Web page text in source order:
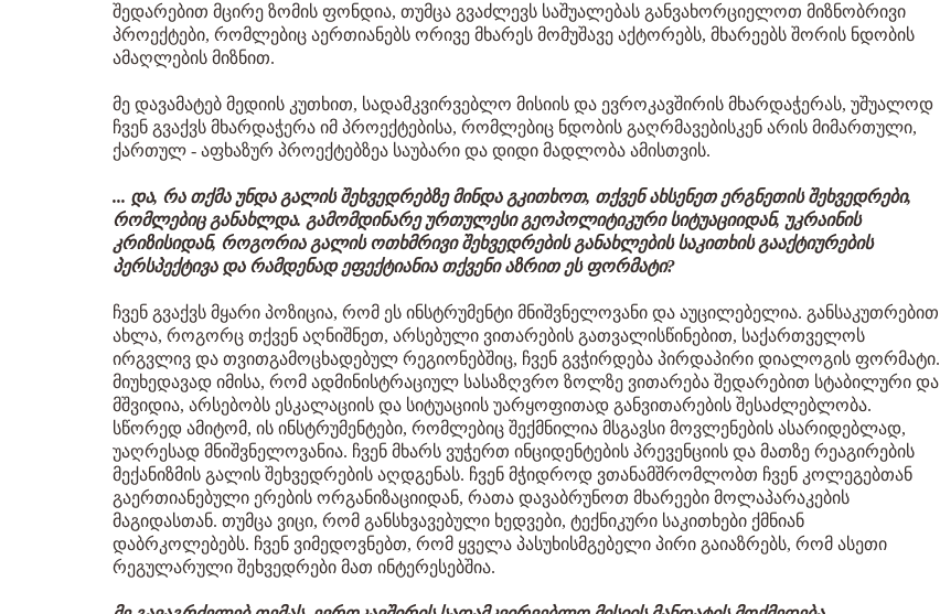
შედარებით მცირე ზომის ფონდია, თუმცა გვაძლევს საშუალებას განვახორციელოთ მიზნობრივი
პროექტები, რომლებიც აერთიანებს ორივე მხარეს მომუშავე აქტორებს, მხარეებს შორის ნდობის
ამაღლების მიზნით.
მე დავამატებ მედიის კუთხით, სადამკვირვებლო მისიის და ევროკავშირის მხარდაჭერას, უშუალოდ
ჩვენ გვაქვს მხარდაჭერა იმ პროექტებისა, რომლებიც ნდობის გაღრმავებისკენ არის მიმართული,
ქართულ - აფხაზურ პროექტებზეა საუბარი და დიდი მადლობა ამისთვის.
... და, რა თქმა უნდა გალის შეხვედრებზე მინდა გკითხოთ, თქვენ ახსენეთ ერგნეთის შეხვედრები,
რომლებიც განახლდა. გამომდინარე ურთულესი გეოპოლიტიკური სიტუაციიდან, უკრაინის
კრიზისიდან, როგორია გალის ოთხმრივი შეხვედრების განახლების საკითხის გააქტიურების
პერსპექტივა და რამდენად ეფექტიანია თქვენი აზრით ეს ფორმატი?
ჩვენ გვაქვს მყარი პოზიცია, რომ ეს ინსტრუმენტი მნიშვნელოვანი და აუცილებელია. განსაკუთრებით
ახლა, როგორც თქვენ აღნიშნეთ, არსებული ვითარების გათვალისწინებით, საქართველოს
ირგვლივ და თვითგამოცხადებულ რეგიონებშიც, ჩვენ გვჭირდება პირდაპირი დიალოგის ფორმატი.
მიუხედავად იმისა, რომ ადმინისტრაციულ სასაზღვრო ზოლზე ვითარება შედარებით სტაბილური და
მშვიდია, არსებობს ესკალაციის და სიტუაციის უარყოფითად განვითარების შესაძლებლობა.
სწორედ ამიტომ, ის ინსტრუმენტები, რომლებიც შექმნილია მსგავსი მოვლენების ასარიდებლად,
უაღრესად მნიშვნელოვანია. ჩვენ მხარს ვუჭერთ ინციდენტების პრევენციის და მათზე რეაგირების
მექანიზმის გალის შეხვედრების აღდგენას. ჩვენ მჭიდროდ ვთანამშრომლობთ ჩვენ კოლეგებთან
გაერთიანებული ერების ორგანიზაციიდან, რათა დავაბრუნოთ მხარეები მოლაპარაკების
მაგიდასთან. თუმცა ვიცი, რომ განსხვავებული ხედვები, ტექნიკური საკითხები ქმნიან
დაბრკოლებებს. ჩვენ ვიმედოვნებთ, რომ ყველა პასუხისმგებელი პირი გაიაზრებს, რომ ასეთი
რეგულარული შეხვედრები მათ ინტერესებშია.